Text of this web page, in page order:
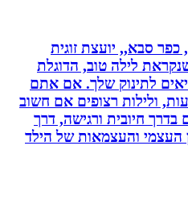
יועצת זוגית
לילה טוב, הדוגלת
לתינוק שלך. אם אתם
רצופים אם חשוב
ורגישה, דרך
והעצמאות של הילד